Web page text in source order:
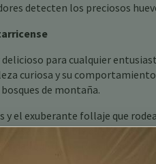
detecten los preciosos
para cualquier
curiosa y su
de montaña.
y el exuberante follaje que
Es posible que se
que Costa Rica tiene para